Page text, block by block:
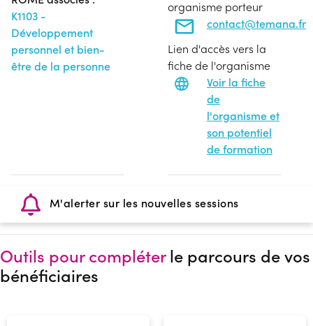
K1103 -
Développement
personnel et bien-
être de la personne
organisme porteur
contact@temana.fr
Lien d'accès vers la
fiche de l'organisme
Voir la fiche
de
l'organisme et
son potentiel
de formation
M'alerter sur les nouvelles sessions
Outils pour compléterle parcours de vos
bénéficiaires